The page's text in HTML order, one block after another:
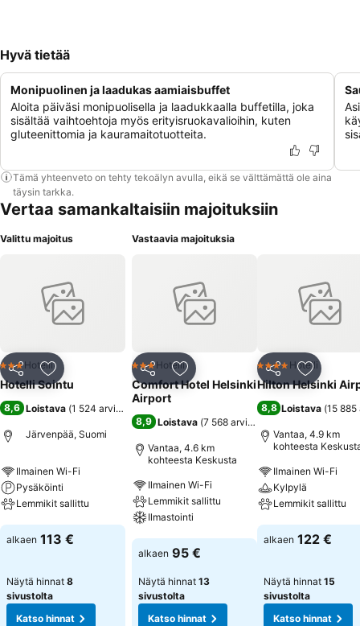
Hyvä tietää
Monipuolinen ja laadukas aamiaisbuffet
Aloita päiväsi monipuolisella ja laadukkaalla buffetilla, joka
sisältää vaihtoehtoja myös erityisruokavalioihin, kuten
gluteenittomia ja kauramaitotuotteita.
Tämä yhteenveto on tehty tekoälyn avulla, eikä se välttämättä ole aina
täysin tarkka.
Vertaa samankaltaisiin majoituksiin
Valittu majoitus
Jaa Lisää suosikkeihin
3 Tähtiluokitus
Hotelli
Hotelli Sointu
8,6 Loistava (1 524 arviota
Järvenpää, Suomi
Ilmainen Wi-Fi
Pysäköinti
Lemmikit sallittu
Katso hinnat
alkaen 113 €
Näytä hinnat 8
sivustolta
Katso hinnat
Vastaavia majoituksia
Jaa Lisää suosikkeihin
3 Tähtiluokitus
Hotelli
Comfort Hotel Helsinki
Airport
8,9 Loistava (7 568 arviota
Vantaa, 4.6 km
kohteesta Keskusta
Ilmainen Wi-Fi
Lemmikit sallittu
Ilmastointi
Katso hinnat
alkaen 95 €
Näytä hinnat 13
sivustolta
Katso hinnat
Jaa Lisää
4 Tähtiluokitus
Hotelli
Hilton Helsinki
8,8 Loistava (15
Vantaa, 4.9 km
kohteesta
Ilmainen Wi-Fi
Kylpylä
Lemmikit sallittu
Katso hinnat
alkaen 122 €
Näytä hinnat 15
sivustolta
Katso hinnat